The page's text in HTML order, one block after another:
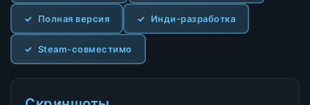
Полная версия Инди-разработка
Steam-совместимо